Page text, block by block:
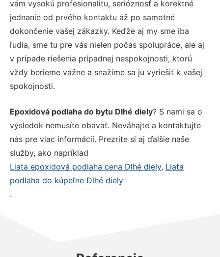
vám vysokú profesionalitu, serióznosť a korektné
jednanie od prvého kontaktu až po samotné
dokončenie vašej zákazky. Keďže aj my sme iba
ľudia, sme tu pre vás nielen počas spolupráce, ale aj
v prípade riešenia prípadnej nespokojnosti, ktorú
vždy berieme vážne a snažíme sa ju vyriešiť k vašej
spokojnosti.
Epoxidová podlaha do bytu Dlhé diely? S nami sa o
výsledok nemusíte obávať. Neváhajte a kontaktujte
nás pre viac informácií. Prezrite si aj ďalšie naše
služby, ako napríklad
Liata epoxidová podlaha cena Dlhé diely, Liata
podlaha do kúpeľne Dlhé diely
.